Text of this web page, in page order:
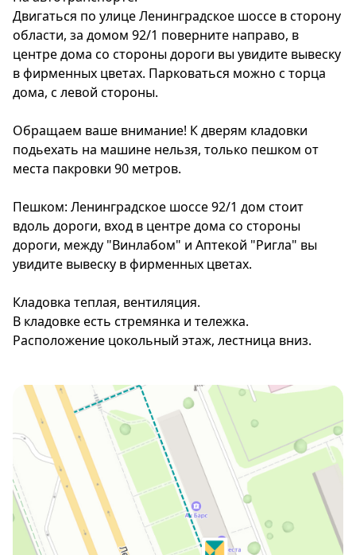
Двигаться по улице Ленинградское шоссе в сторону
области, за домом 92/1 поверните направо, в
центре дома со стороны дороги вы увидите вывеску
в фирменных цветах. Парковаться можно с торца
дома, с левой стороны.
Обращаем ваше внимание! К дверям кладовки
подьехать на машине нельзя, только пешком от
места пакровки 90 метров.
Пешком: Ленинградское шоссе 92/1 дом стоит
вдоль дороги, вход в центре дома со стороны
дороги, между "Винлабом" и Аптекой "Ригла" вы
увидите вывеску в фирменных цветах.
Кладовка теплая, вентиляция.
В кладовке есть стремянка и тележка.
Расположение цокольный этаж, лестница вниз.